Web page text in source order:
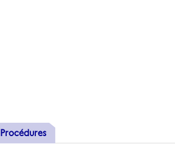
Procédures